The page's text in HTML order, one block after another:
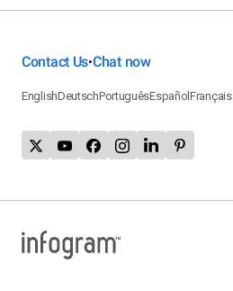
Contact Us•Chat now
EnglishDeutschPortuguêsEspañolFrançais